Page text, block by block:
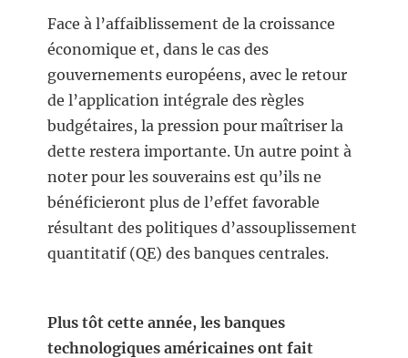
Face à l’affaiblissement de la croissance
économique et, dans le cas des
gouvernements européens, avec le retour
de l’application intégrale des règles
budgétaires, la pression pour maîtriser la
dette restera importante. Un autre point à
noter pour les souverains est qu’ils ne
bénéficieront plus de l’effet favorable
résultant des politiques d’assouplissement
quantitatif (QE) des banques centrales.
Plus tôt cette année, les banques
technologiques américaines ont fait